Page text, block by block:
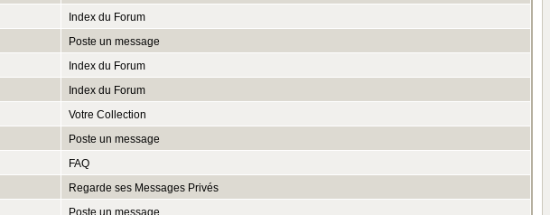
Index du Forum
Poste un message
Index du Forum
Index du Forum
Votre Collection
Poste un message
FAQ
Regarde ses Messages Privés
Poste un message